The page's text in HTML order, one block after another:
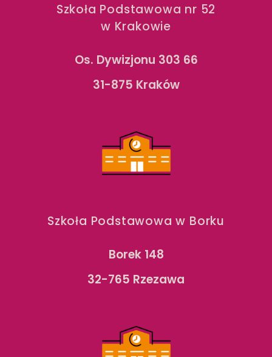
Szkoła Podstawowa nr 52
w Krakowie
Os. Dywizjonu 303 66
31-875 Kraków
Szkoła Podstawowa w Borku
Borek 148
32-765 Rzezawa